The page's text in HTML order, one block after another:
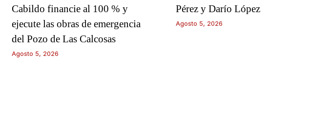
Cabildo financie al 100 % y
ejecute las obras de emergencia
del Pozo de Las Calcosas
Agosto 5, 2026
Pérez y Darío López
Agosto 5, 2026